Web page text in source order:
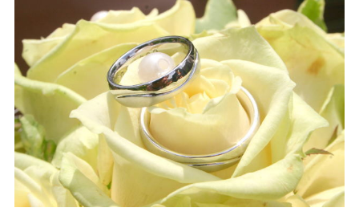
2022/05/11 Twitterで1～3日に１回、婚活に関する情報を発
信しています。
2022/04/25 ゴールデンウィーク休暇 ＜5月1日(日) ～ 5月8
日(日)＞
2022/04/01 ・ブログ更新 ＜春ですね🌸出会いと恋の季節
です (^^♪＞
2022/03/10 「春の婚活応援・無料キャンペーン」を掲載し
ました。
2022/03/01 ・ブログ更新 ＜ご成婚おめでとうございます
❤＞